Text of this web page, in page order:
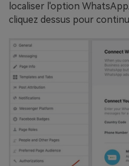
localiser l'option
cliquez dessus pour